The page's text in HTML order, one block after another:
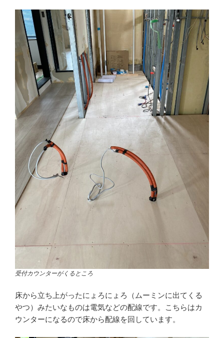
受付カウンターがくるところ
床から立ち上がったにょろにょろ（ムーミンに出てくる
やつ）みたいなものは電気などの配線です。こちらはカ
ウンターになるので床から配線を回しています。